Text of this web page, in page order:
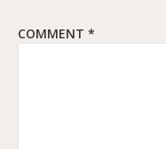
COMMENT *